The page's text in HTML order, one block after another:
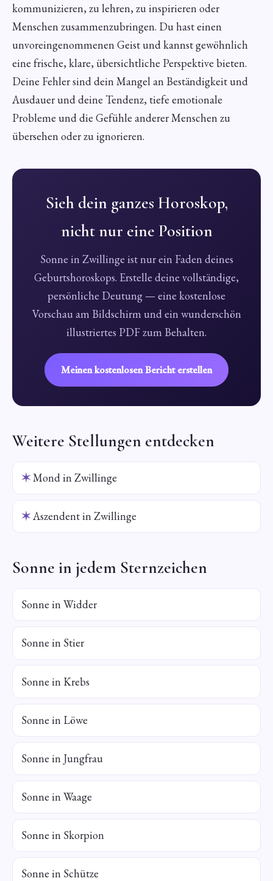
kommunizieren, zu lehren, zu inspirieren oder
Menschen zusammenzubringen. Du hast einen
unvoreingenommenen Geist und kannst gewöhnlich
eine frische, klare, übersichtliche Perspektive bieten.
Deine Fehler sind dein Mangel an Beständigkeit und
Ausdauer und deine Tendenz, tiefe emotionale
Probleme und die Gefühle anderer Menschen zu
übersehen oder zu ignorieren.
Sieh dein ganzes Horoskop,
nicht nur eine Position
Sonne in Zwillinge ist nur ein Faden deines
Geburtshoroskops. Erstelle deine vollständige,
persönliche Deutung — eine kostenlose
Vorschau am Bildschirm und ein wunderschön
illustriertes PDF zum Behalten.
Meinen kostenlosen Bericht erstellen
Weitere Stellungen entdecken
✶Mond in Zwillinge
✶Aszendent in Zwillinge
Sonne in jedem Sternzeichen
Sonne in Widder
Sonne in Stier
Sonne in Krebs
Sonne in Löwe
Sonne in Jungfrau
Sonne in Waage
Sonne in Skorpion
Sonne in Schütze